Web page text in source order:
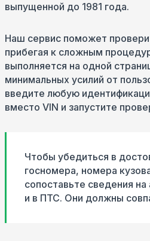
выпущенной до 1981 года.
Наш сервис поможет
прибегая к сложным
выполняется на одной
минимальных усилий от
введите любую
вместо VIN и запустите
Чтобы убедиться в
госномера, номера
сопоставьте сведения
и в ПТС. Они должны